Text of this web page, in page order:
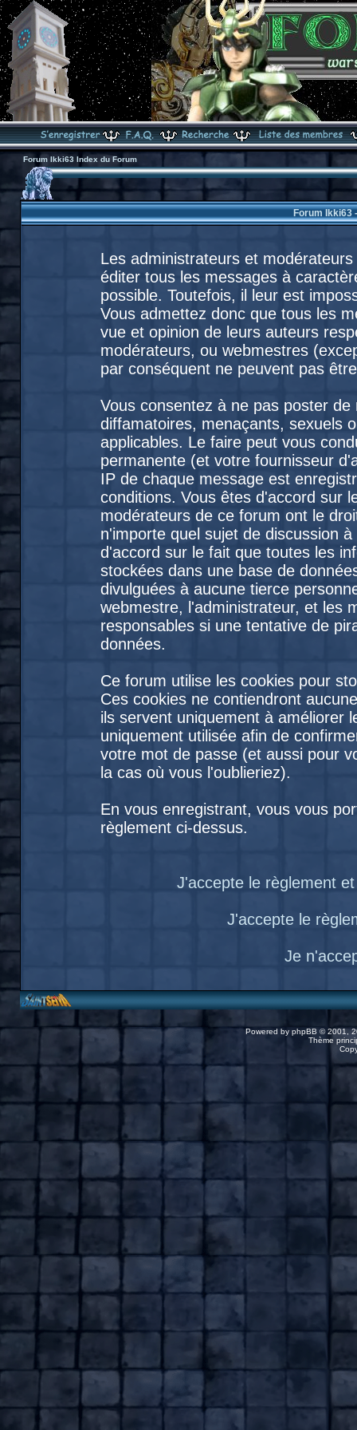
Forum Ikki63 Index du Forum
Forum Ikki63
Les administrateurs et
éditer tous les messages à
possible. Toutefois, il leur est
Vous admettez donc que tous les
vue et opinion de leurs auteurs
modérateurs, ou webmestres
par conséquent ne peuvent pas
Vous consentez à ne pas poster
diffamatoires, menaçants, sexuels
applicables. Le faire peut vous
permanente (et votre fournisseur
IP de chaque message est
conditions. Vous êtes d'accord sur
modérateurs de ce forum ont le
n'importe quel sujet de discussion
d'accord sur le fait que toutes les
stockées dans une base de
divulguées à aucune tierce
webmestre, l'administrateur, et les
responsables si une tentative de
données.
Ce forum utilise les cookies pour
Ces cookies ne contiendront
ils servent uniquement à améliorer
uniquement utilisée afin de
votre mot de passe (et aussi pour
la cas où vous l'oublieriez).
En vous enregistrant, vous vous
règlement ci-dessus.
J'accepte le règlement
J'accepte le
Je
Powered by phpBB © 2001,
Thème